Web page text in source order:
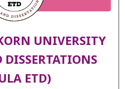
UNIVERSITY
DISSERTATIONS
ETD)